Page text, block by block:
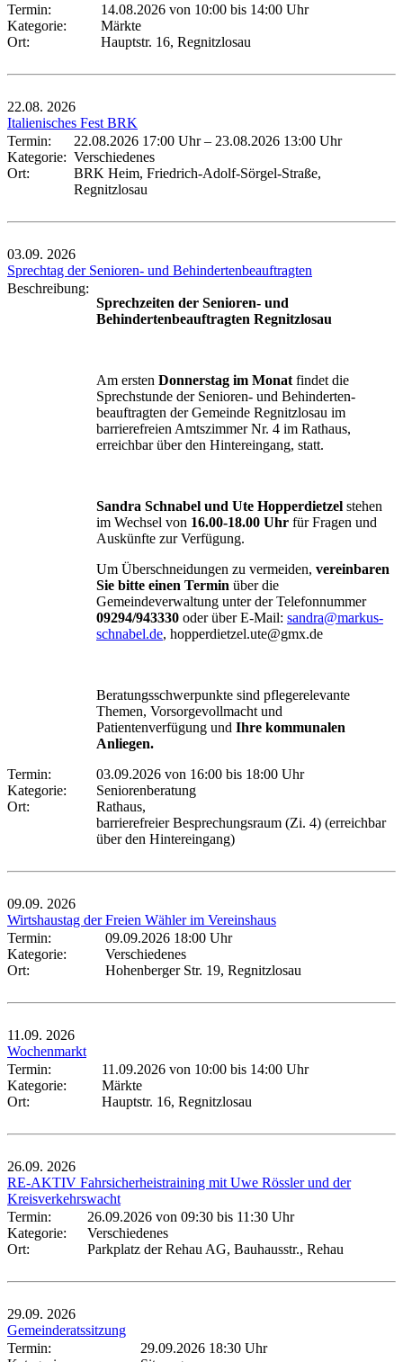
Termin:
14.08.2026 von 10:00 bis 14:00 Uhr
Kategorie:
Märkte
Ort:
Hauptstr. 16, Regnitzlosau
22.08. 2026
Italienisches Fest BRK
Termin:
22.08.2026 17:00 Uhr– 23.08.2026 13:00 Uhr
Kategorie: Verschiedenes
Ort:
BRK Heim, Friedrich-Adolf-Sörgel-Straße,
Regnitzlosau
03.09. 2026
Sprechtag der Senioren- und Behindertenbeauftragten
Beschreibung:
Sprechzeiten der Senioren- und
Behindertenbeauftragten Regnitzlosau
Am ersten Donnerstag im Monat findet die
Sprechstunde der Senioren- und Behinderten-
beauftragten der Gemeinde Regnitzlosau im
barrierefreien Amtszimmer Nr. 4 im Rathaus,
erreichbar über den Hintereingang, statt.
Sandra Schnabel und Ute Hopperdietzel stehen
im Wechsel von 16.00-18.00 Uhr für Fragen und
Auskünfte zur Verfügung.
Um Überschneidungen zu vermeiden, vereinbaren
Sie bitte einen Termin über die
Gemeindeverwaltung unter der Telefonnummer
09294/943330 oder über E-Mail: sandra@markus-
schnabel.de, hopperdietzel.ute@gmx.de
Beratungsschwerpunkte sind pflegerelevante
Themen, Vorsorgevollmacht und
Patientenverfügung und Ihre kommunalen
Anliegen.
Termin:
03.09.2026 von 16:00 bis 18:00 Uhr
Kategorie:
Seniorenberatung
Ort:
Rathaus,
barrierefreier Besprechungsraum (Zi. 4) (erreichbar
über den Hintereingang)
09.09. 2026
Wirtshaustag der Freien Wähler im Vereinshaus
Termin:
09.09.2026 18:00 Uhr
Kategorie:
Verschiedenes
Ort:
Hohenberger Str. 19, Regnitzlosau
11.09. 2026
Wochenmarkt
Termin:
11.09.2026 von 10:00 bis 14:00 Uhr
Kategorie:
Märkte
Ort:
Hauptstr. 16, Regnitzlosau
26.09. 2026
RE-AKTIV Fahrsicherheistraining mit Uwe Rössler und der
Kreisverkehrswacht
Termin:
26.09.2026 von 09:30 bis 11:30 Uhr
Kategorie:
Verschiedenes
Ort:
Parkplatz der Rehau AG, Bauhausstr., Rehau
29.09. 2026
Gemeinderatssitzung
Termin:
29.09.2026 18:30 Uhr